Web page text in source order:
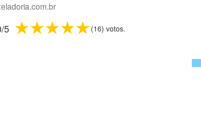
/5 5 stars
4 stars
3 stars
2 stars
1 star (16) votos.